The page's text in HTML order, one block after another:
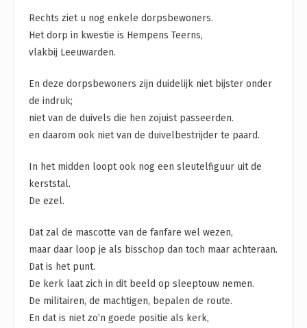
Rechts ziet u nog enkele dorpsbewoners.
Het dorp in kwestie is Hempens Teerns,
vlakbij Leeuwarden.
En deze dorpsbewoners zijn duidelijk niet bijster onder
de indruk;
niet van de duivels die hen zojuist passeerden.
en daarom ook niet van de duivelbestrijder te paard.
In het midden loopt ook nog een sleutelfiguur uit de
kerststal.
De ezel.
Dat zal de mascotte van de fanfare wel wezen,
maar daar loop je als bisschop dan toch maar achteraan.
Dat is het punt.
De kerk laat zich in dit beeld op sleeptouw nemen.
De militairen, de machtigen, bepalen de route.
En dat is niet zo’n goede positie als kerk,